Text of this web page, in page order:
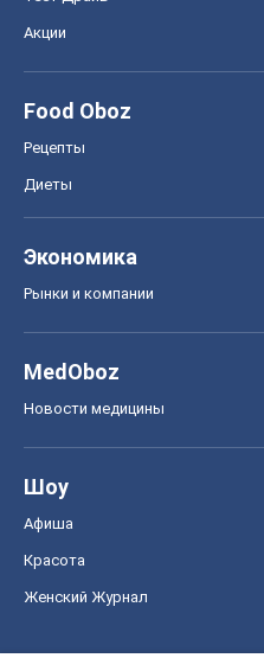
Акции
Food Oboz
Рецепты
Диеты
Экономика
Рынки и компании
MedOboz
Новости медицины
Шоу
Афиша
Красота
Женский Журнал